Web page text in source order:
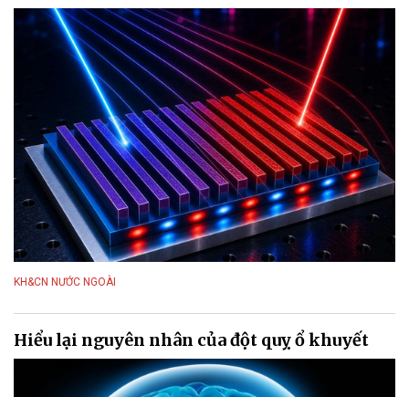
KH&CN NƯỚC NGOÀI
Hiểu lại nguyên nhân của đột quỵ ổ khuyết